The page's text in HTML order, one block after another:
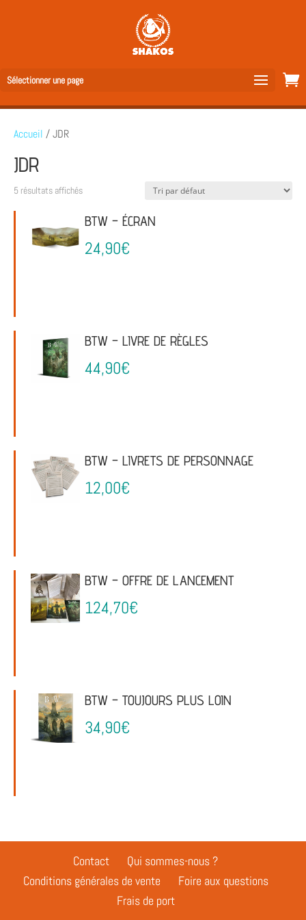
Sélectionner une page
Accueil / JDR
JDR
5 résultats affichés
BTW – ÉCRAN
24,90€
BTW – LIVRE DE RÈGLES
44,90€
BTW – LIVRETS DE PERSONNAGE
12,00€
BTW – OFFRE DE LANCEMENT
124,70€
BTW – TOUJOURS PLUS LOIN
34,90€
Contact
Qui sommes-nous ?
Conditions générales de vente
Foire aux questions
Frais de port